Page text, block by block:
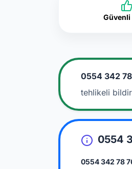
0554 342
tehlikeli
0554
0554 342 78